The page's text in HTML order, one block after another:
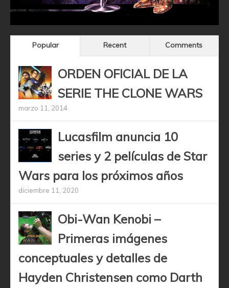
Popular Recent Comments
ORDEN OFICIAL DE LA
SERIE THE CLONE WARS
marzo 11, 2014
Lucasfilm anuncia 10
series y 2 películas de Star
Wars para los próximos años
diciembre 11, 2020
Obi-Wan Kenobi –
Primeras imágenes
conceptuales y detalles de
Hayden Christensen como Darth